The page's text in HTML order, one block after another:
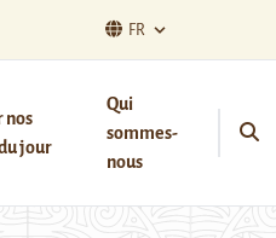
FR
nos
jour
Qui
sommes-
nous